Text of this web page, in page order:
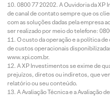
0800 77 20202. A Ouvidoria da XP
de canal de contato sempre que os
com as soluções dadas pela empresa
ser realizado por meio do telefone:
O custo da operação e a política
de custos operacionais
www.xpi.com.br.
A XP Investimentos se exime de
prejuízos, diretos ou indiretos, que
relatório ou seu conteúdo.
A Avaliação Técnica e a Avaliação